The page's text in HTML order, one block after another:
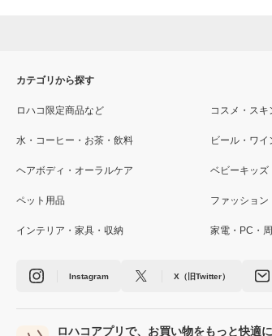
カテゴリから探す
ロハコ限定商品など コスメ・スキ
水・コーヒー・お茶・飲料 ビール・ワイ
ヘアボディ・オーラルケア ベビーキッズ
ペット用品 ファッション
インテリア・家具・収納 家電・PC・
Instagram X（旧Twitter）
ロハコアプリで、お買い物をもっと快適に